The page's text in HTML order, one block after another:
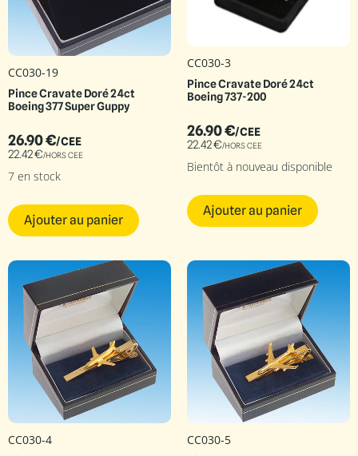
CC030-19
Pince Cravate Doré 24ct
Boeing 377 Super Guppy
26.90€/CEE
22.42€/HORS CEE
7 en stock
Ajouter au panier
CC030-3
Pince Cravate Doré 24ct
Boeing 737-200
26.90€/CEE
22.42€/HORS CEE
Bientôt à nouveau disponible
Ajouter au panier
CC030-4 CC030-5